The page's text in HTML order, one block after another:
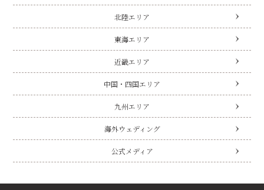
北陸エリア
東海エリア
近畿エリア
中国・四国エリア
九州エリア
海外ウェディング
公式メディア